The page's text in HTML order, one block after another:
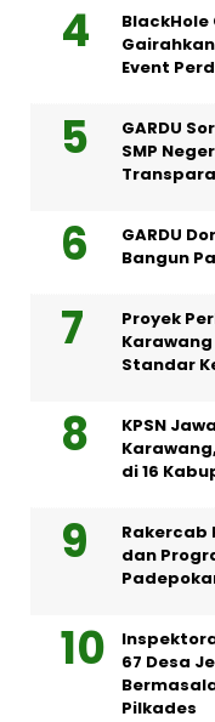
BlackHole
Event
GARDU
SMP
GARDU
Bangun
Proyek
Karawang
Standar
KPSN
di 16
Rakercab
dan
67 Desa
Pilkades